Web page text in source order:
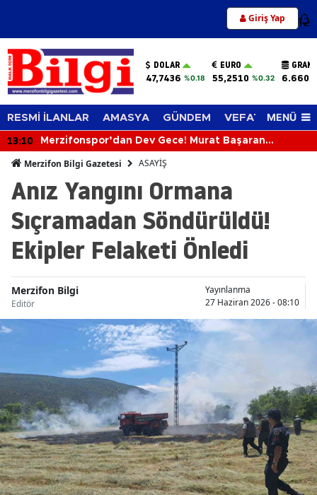
Giriş Yap 12
DOLAR
47,7436 %0.18
EURO
55,2510 %0.32
RESMİ İLANLAR AMASYA GÜNDEM VEFAT EDENLER
MENÜ
13:10
Merzifonspor’dan Dev Gece! Murat Başaran
Merzifon Bilgi Gazetesi ASAYİŞ
Anız Yangını Ormana
Sıçramadan Söndürüldü!
Ekipler Felaketi Önledi
Merzifon Bilgi
Editör
Yayınlanma
27 Haziran 2026 - 08:10